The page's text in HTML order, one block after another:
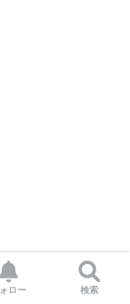
ロー 検索